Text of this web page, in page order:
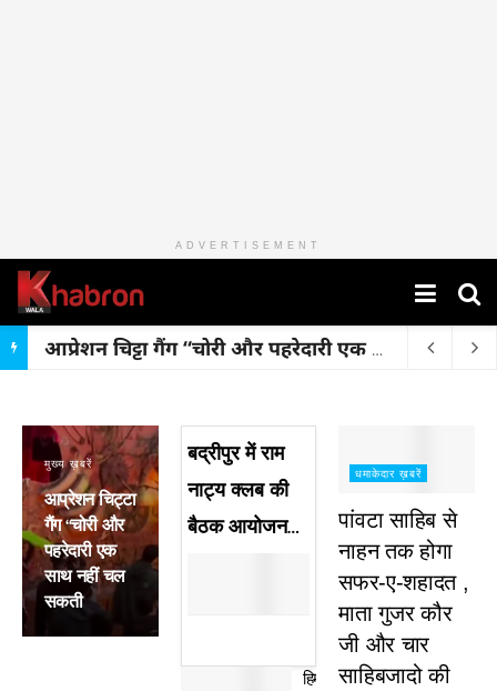
ADVERTISEMENT
आप्रेशन चिट्टा गैंग “चोरी और पहरेदारी एक साथ नहीं चल सकती
मुख्य ख़बरें
आप्रेशन चिट्टा
गैंग “चोरी और
पहरेदारी एक
साथ नहीं चल
सकती
बद्रीपुर में राम
नाट्य क्लब की
बैठक आयोजन…
हिमाचल
धमाकेदार ख़बरें
पांवटा साहिब से
नाहन तक होगा
सफर-ए-शहादत ,
माता गुजर कौर
जी और चार
साहिबजादो की